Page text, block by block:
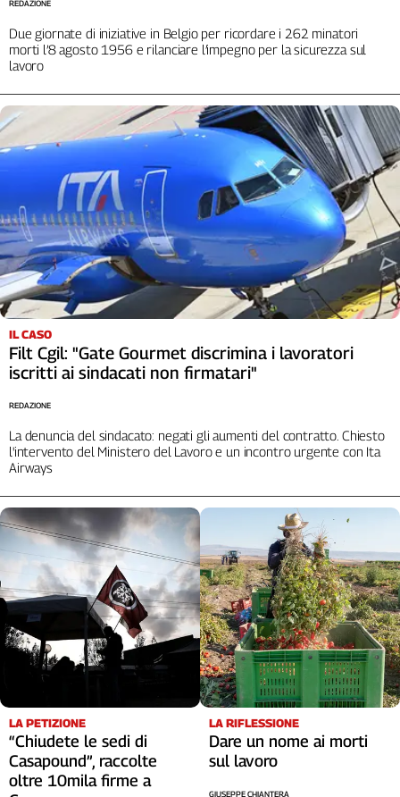
Liguria
Lombardia
Marche
Piemonte
Puglia
Sicilia
Umbria
Valle
D'Aosta
Veneto
Archivio
Storico
1955-
2014
La
redazione
Newsletter
Social
Due giornate di iniziative in Belgio per ricordare i 262 minatori
morti l’8 agosto 1956 e rilanciare l’impegno per la sicurezza sul
lavoro
REDAZIONE
IL CASO
Filt Cgil: "Gate Gourmet discrimina i lavoratori
iscritti ai sindacati non firmatari"
La denuncia del sindacato: negati gli aumenti del contratto. Chiesto
l'intervento del Ministero del Lavoro e un incontro urgente con Ita
Airways
REDAZIONE
LA PETIZIONE
“Chiudete le sedi di
Casapound”, raccolte
oltre 10mila firme a
LA RIFLESSIONE
Dare un nome ai morti
sul lavoro
GIUSEPPE CHIANTERA